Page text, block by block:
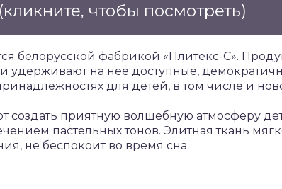
(кликните, чтобы посмотреть)
белорусской фабрикой «Плитекс-С».
удерживают на нее доступные,
для детей, в том числе и
приятную волшебную атмосферу
пастельных тонов. Элитная ткань
не беспокоит во время сна.